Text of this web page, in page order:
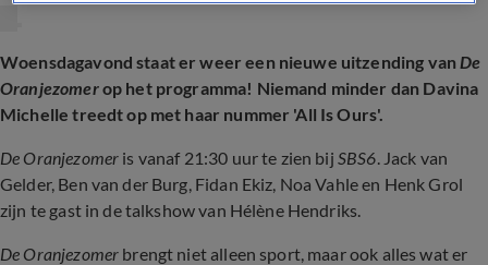
Woensdagavond staat er weer een nieuwe uitzending vanDe
Oranjezomerop het programma! Niemand minder dan Davina
Michelle treedt op met haar nummer 'All Is Ours'.
De Oranjezomer is vanaf 21:30 uur te zien bij SBS6. Jack van
Gelder, Ben van der Burg, Fidan Ekiz, Noa Vahle en Henk Grol
zijn te gast in de talkshow van Hélène Hendriks.
De Oranjezomer brengt niet alleen sport, maar ook alles wat er